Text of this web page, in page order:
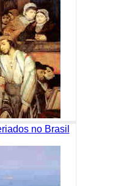
no Brasil